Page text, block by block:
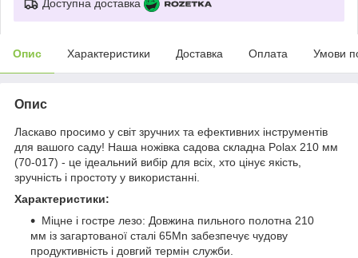
Доступна доставка
Опис Характеристики Доставка Оплата Умови
Опис
Ласкаво просимо у світ зручних та ефективних інструментів
для вашого саду! Наша ножівка садова складна Polax 210 мм
(70-017) - це ідеальний вибір для всіх, хто цінує якість,
зручність і простоту у використанні.
Характеристики:
Міцне і гостре лезо: Довжина пильного полотна 210
мм із загартованої сталі 65Mn забезпечує чудову
продуктивність і довгий термін служби.